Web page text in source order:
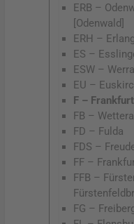
ERB –
[Odenwald]
ERH –
ES –
ESW –
EU –
F –
FB –
FD – Fulda
FDS –
FF –
FFB –
FG –